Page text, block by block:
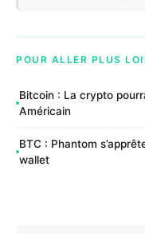
POUR ALLER PLUS
Bitcoin : La crypto
Américain
BTC : Phantom
wallet